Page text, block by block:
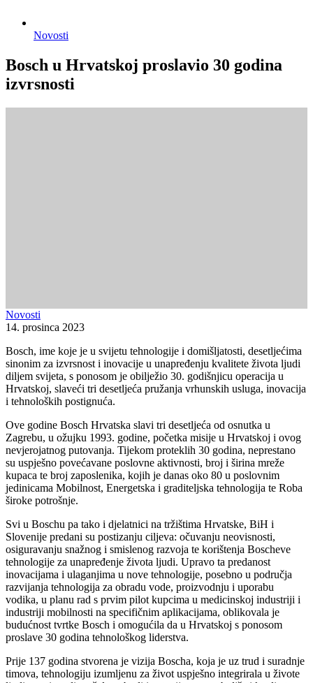
Novosti
Bosch u Hrvatskoj proslavio 30 godina
izvrsnosti
Novosti
14. prosinca 2023
Bosch, ime koje je u svijetu tehnologije i domišljatosti, desetljećima
sinonim za izvrsnost i inovacije u unapređenju kvalitete života ljudi
diljem svijeta, s ponosom je obilježio 30. godišnjicu operacija u
Hrvatskoj, slaveći tri desetljeća pružanja vrhunskih usluga, inovacija
i tehnoloških postignuća.
Ove godine Bosch Hrvatska slavi tri desetljeća od osnutka u
Zagrebu, u ožujku 1993. godine, početka misije u Hrvatskoj i ovog
nevjerojatnog putovanja. Tijekom proteklih 30 godina, neprestano
su uspješno povećavane poslovne aktivnosti, broj i širina mreže
kupaca te broj zaposlenika, kojih je danas oko 80 u poslovnim
jedinicama Mobilnost, Energetska i graditeljska tehnologija te Roba
široke potrošnje.
Svi u Boschu pa tako i djelatnici na tržištima Hrvatske, BiH i
Slovenije predani su postizanju ciljeva: očuvanju neovisnosti,
osiguravanju snažnog i smislenog razvoja te korištenja Boscheve
tehnologije za unapređenje života ljudi. Upravo ta predanost
inovacijama i ulaganjima u nove tehnologije, posebno u područja
razvijanja tehnologija za obradu vode, proizvodnju i uporabu
vodika, u planu rad s prvim pilot kupcima u medicinskoj industriji i
industriji mobilnosti na specifičnim aplikacijama, oblikovala je
budućnost tvrtke Bosch i omogućila da u Hrvatskoj s ponosom
proslave 30 godina tehnološkog liderstva.
Prije 137 godina stvorena je vizija Boscha, koja je uz trud i suradnje
timova, tehnologiju izumljenu za život uspješno integrirala u živote